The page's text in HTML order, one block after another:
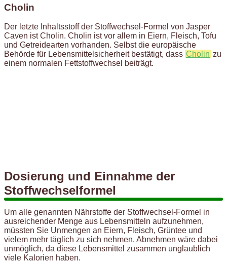
Cholin
Der letzte Inhaltsstoff der Stoffwechsel-Formel von Jasper
Caven ist Cholin. Cholin ist vor allem in Eiern, Fleisch, Tofu
und Getreidearten vorhanden. Selbst die europäische
Behörde für Lebensmittelsicherheit bestätigt, dass Cholin zu
einem normalen Fettstoffwechsel beiträgt.
Dosierung und Einnahme der
Stoffwechselformel
Um alle genannten Nährstoffe der Stoffwechsel-Formel in
ausreichender Menge aus Lebensmitteln aufzunehmen,
müssten Sie Unmengen an Eiern, Fleisch, Grüntee und
vielem mehr täglich zu sich nehmen. Abnehmen wäre dabei
unmöglich, da diese Lebensmittel zusammen unglaublich
viele Kalorien haben.